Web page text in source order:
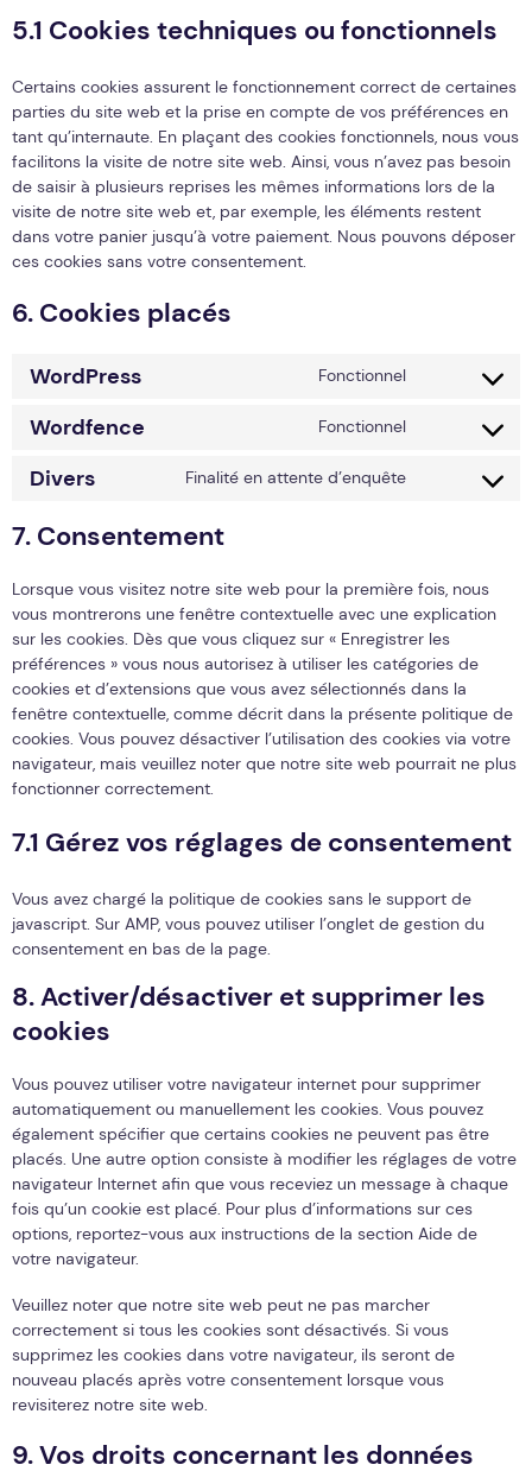
5.1 Cookies techniques ou fonctionnels
Certains cookies assurent le fonctionnement correct de certaines
parties du site web et la prise en compte de vos préférences en
tant qu’internaute. En plaçant des cookies fonctionnels, nous vous
facilitons la visite de notre site web. Ainsi, vous n’avez pas besoin
de saisir à plusieurs reprises les mêmes informations lors de la
visite de notre site web et, par exemple, les éléments restent
dans votre panier jusqu’à votre paiement. Nous pouvons déposer
ces cookies sans votre consentement.
6. Cookies placés
WordPress Fonctionnel
Consent to
Wordfence Fonctionnel
Consent to
Divers Finalité en attente d’enquête
Consent to
7. Consentement
Lorsque vous visitez notre site web pour la première fois, nous
vous montrerons une fenêtre contextuelle avec une explication
sur les cookies. Dès que vous cliquez sur « Enregistrer les
préférences » vous nous autorisez à utiliser les catégories de
cookies et d’extensions que vous avez sélectionnés dans la
fenêtre contextuelle, comme décrit dans la présente politique de
cookies. Vous pouvez désactiver l’utilisation des cookies via votre
navigateur, mais veuillez noter que notre site web pourrait ne plus
fonctionner correctement.
7.1 Gérez vos réglages de consentement
Vous avez chargé la politique de cookies sans le support de
javascript. Sur AMP, vous pouvez utiliser l’onglet de gestion du
consentement en bas de la page.
8. Activer/désactiver et supprimer les
cookies
Vous pouvez utiliser votre navigateur internet pour supprimer
automatiquement ou manuellement les cookies. Vous pouvez
également spécifier que certains cookies ne peuvent pas être
placés. Une autre option consiste à modifier les réglages de votre
navigateur Internet afin que vous receviez un message à chaque
fois qu’un cookie est placé. Pour plus d’informations sur ces
options, reportez-vous aux instructions de la section Aide de
votre navigateur.
Veuillez noter que notre site web peut ne pas marcher
correctement si tous les cookies sont désactivés. Si vous
supprimez les cookies dans votre navigateur, ils seront de
nouveau placés après votre consentement lorsque vous
revisiterez notre site web.
9. Vos droits concernant les données